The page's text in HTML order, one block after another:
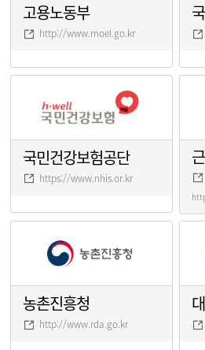
고용노동부
http://www.moel.go.kr
국민건강보험공단
https://www.nhis.or.kr
농촌진흥청
http://www.rda.go.kr